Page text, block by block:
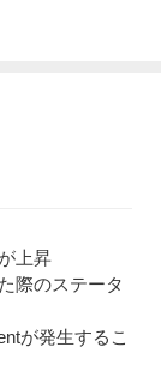
上昇
際のステータ
が発生するこ